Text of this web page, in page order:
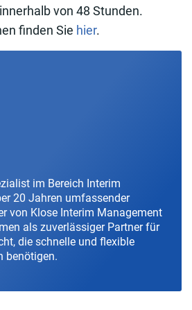
von 48 Stunden.
finden Sie hier.
im Bereich Interim
20 Jahren umfassender
von Klose Interim Management
als zuverlässiger Partner für
die schnelle und flexible
benötigen.